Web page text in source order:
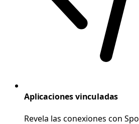
Aplicaciones vinculadas
Revela las conexiones con